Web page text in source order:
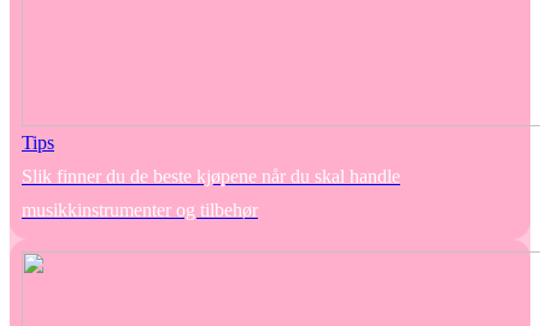
Tips
Slik finner du de beste kjøpene når du skal handle
musikkinstrumenter og tilbehør